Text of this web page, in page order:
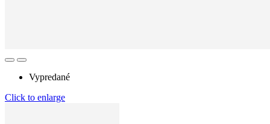
Vypredané
Click to enlarge